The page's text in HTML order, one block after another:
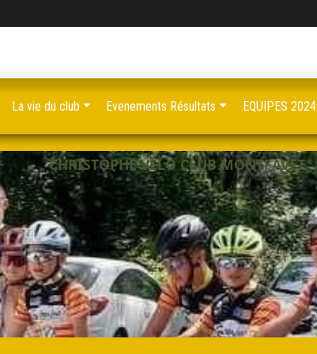
CHRISTOPHE VÉLO CLUB MONTFAVET
La vie du club Evenements Résultats EQUIPES 2024